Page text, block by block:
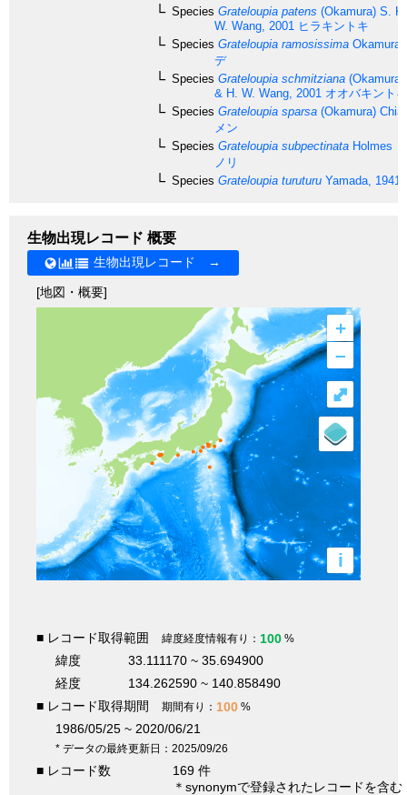
Species Grateloupia patens (Okamura) S.
W. Wang, 2001 ヒラキントキ
Species Grateloupia ramosissima Okamura,
デ
Species Grateloupia schmitziana
& H. W. Wang, 2001 オオバキントキ
Species Grateloupia sparsa (Okamura)
メン
Species Grateloupia subpectinata Holmes
ノリ
Species Grateloupia turuturu Yamada, 1941
生物出現レコード 概要
生物出現レコード →
[地図・概要]
+
–
i
⤢
■ レコード取得範囲 緯度経度情報有り： 100 %
緯度
33.111170 ~ 35.694900
経度
134.262590 ~ 140.858490
■ レコード取得期間
期間有り： 100 %
1986/05/25 ~ 2020/06/21
* データの最終更新日：2025/09/26
■ レコード数
169 件
＊synonymで登録されたレコードを含む